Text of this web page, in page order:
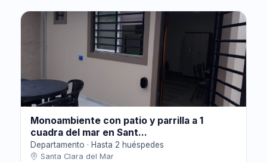
Monoambiente con patio y parrilla a 1
cuadra del mar en Sant...
Departamento · Hasta 2 huéspedes
Santa Clara del Mar